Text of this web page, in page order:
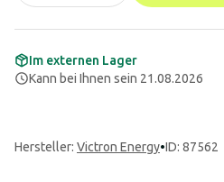
Im externen Lager
Kann bei Ihnen sein 21.08.2026
Hersteller: Victron Energy•ID: 87562